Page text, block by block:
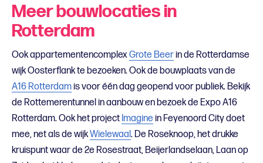
Meer bouwlocaties in
Rotterdam
Ook appartementencomplexGrote Beerin de Rotterdamse
wijk Oosterflank te bezoeken. Ook de bouwplaats van de
A16 Rotterdamis voor één dag geopend voor publiek. Bekijk
de Rottemerentunnel in aanbouw en bezoek de Expo A16
Rotterdam. Ook het project Imagine in Feyenoord City doet
mee, net als de wijkWielewaal. De Roseknoop, het drukke
kruispunt waar de 2e Rosestraat, Beijerlandselaan, Laan op